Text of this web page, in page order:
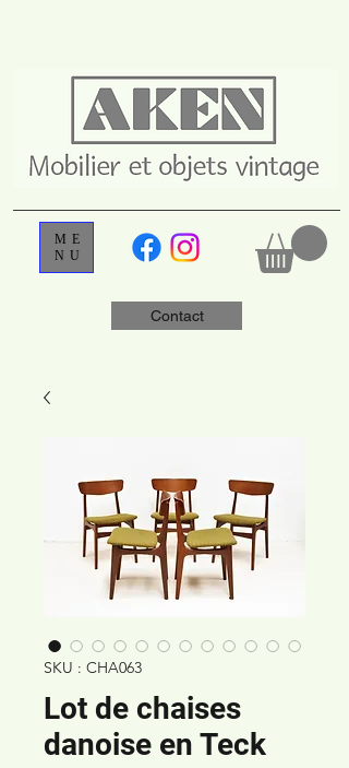
Contact
ME
NU
SKU : CHA063
Lot de chaises
danoise en Teck